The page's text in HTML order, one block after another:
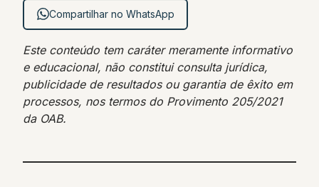
Compartilhar no WhatsApp
Este conteúdo tem caráter meramente informativo
e educacional, não constitui consulta jurídica,
publicidade de resultados ou garantia de êxito em
processos, nos termos do Provimento 205/2021
da OAB.